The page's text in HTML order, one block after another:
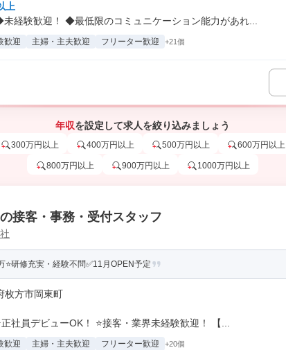
上
経験歓迎！ ◆最低限のコミュニケーション能力があれ...
歓迎 主婦・主夫歓迎 フリーター歓迎 +21個
年収を設定して求人を絞り込みましょう
300万円以上 400万円以上 500万円以上 600万円以上
800万円以上 900万円以上 1000万円以上
接客・事務・受付スタッフ
⭐研修充実・経験不問✅11月OPEN予定
枚方市岡東町
社員デビューOK！ ⭐接客・業界未経験歓迎！ 【...
歓迎 主婦・主夫歓迎 フリーター歓迎 +20個